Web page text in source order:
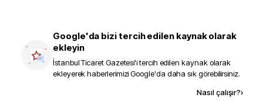
Google'da bizi tercih edilen kaynak olarak
ekleyin
İstanbul Ticaret Gazetesi'i tercih edilen kaynak olarak
ekleyerek haberlerimizi Google'da daha sık görebilirsiniz.
Nasıl çalışır?›